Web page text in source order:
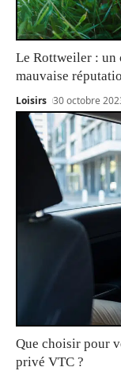
Le Rottweiler : un
mauvaise
Loisirs 30 octobre
Que choisir pour
privé VTC ?